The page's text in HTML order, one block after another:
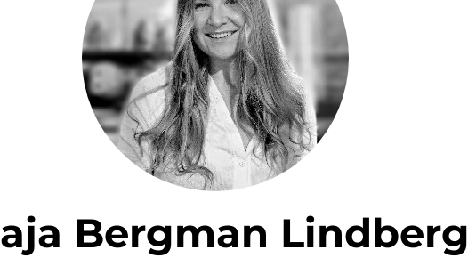
Maja Bergman Lindberg